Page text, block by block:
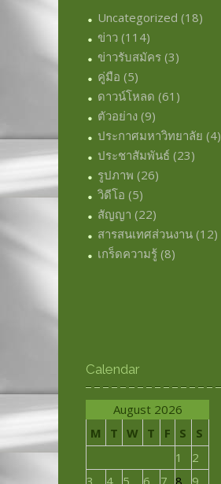
Uncategorized (18)
ข่าว (114)
ข่าวรับสมัคร (3)
คู่มือ (5)
ดาวน์โหลด (61)
ตัวอย่าง (9)
ประกาศมหาวิทยาลัย (4)
ประชาสัมพันธ์ (23)
รูปภาพ (26)
วิดีโอ (5)
สัญญา (22)
สารสนเทศส่วนงาน (12)
เกร็ดความรู้ (8)
Calendar
August 2026
M
T W T F S
S
1
2